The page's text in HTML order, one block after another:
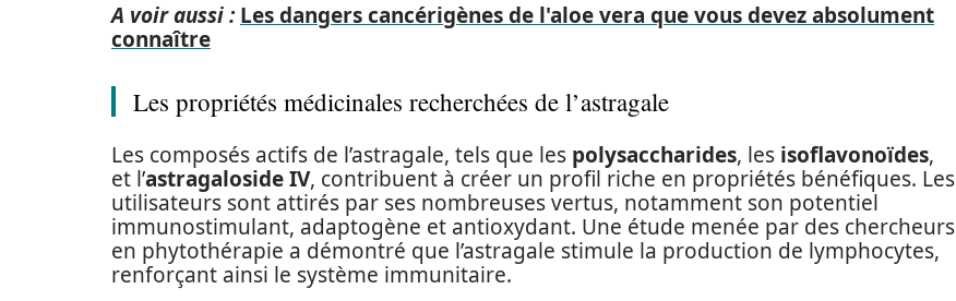
A voir aussi : Les dangers cancérigènes de l'aloe vera que vous devez absolument
connaître
Les propriétés médicinales recherchées de l’astragale
Les composés actifs de l’astragale, tels que les polysaccharides, les isoflavonoïdes,
et l’astragaloside IV, contribuent à créer un profil riche en propriétés bénéfiques. Les
utilisateurs sont attirés par ses nombreuses vertus, notamment son potentiel
immunostimulant, adaptogène et antioxydant. Une étude menée par des chercheurs
en phytothérapie a démontré que l’astragale stimule la production de lymphocytes,
renforçant ainsi le système immunitaire.